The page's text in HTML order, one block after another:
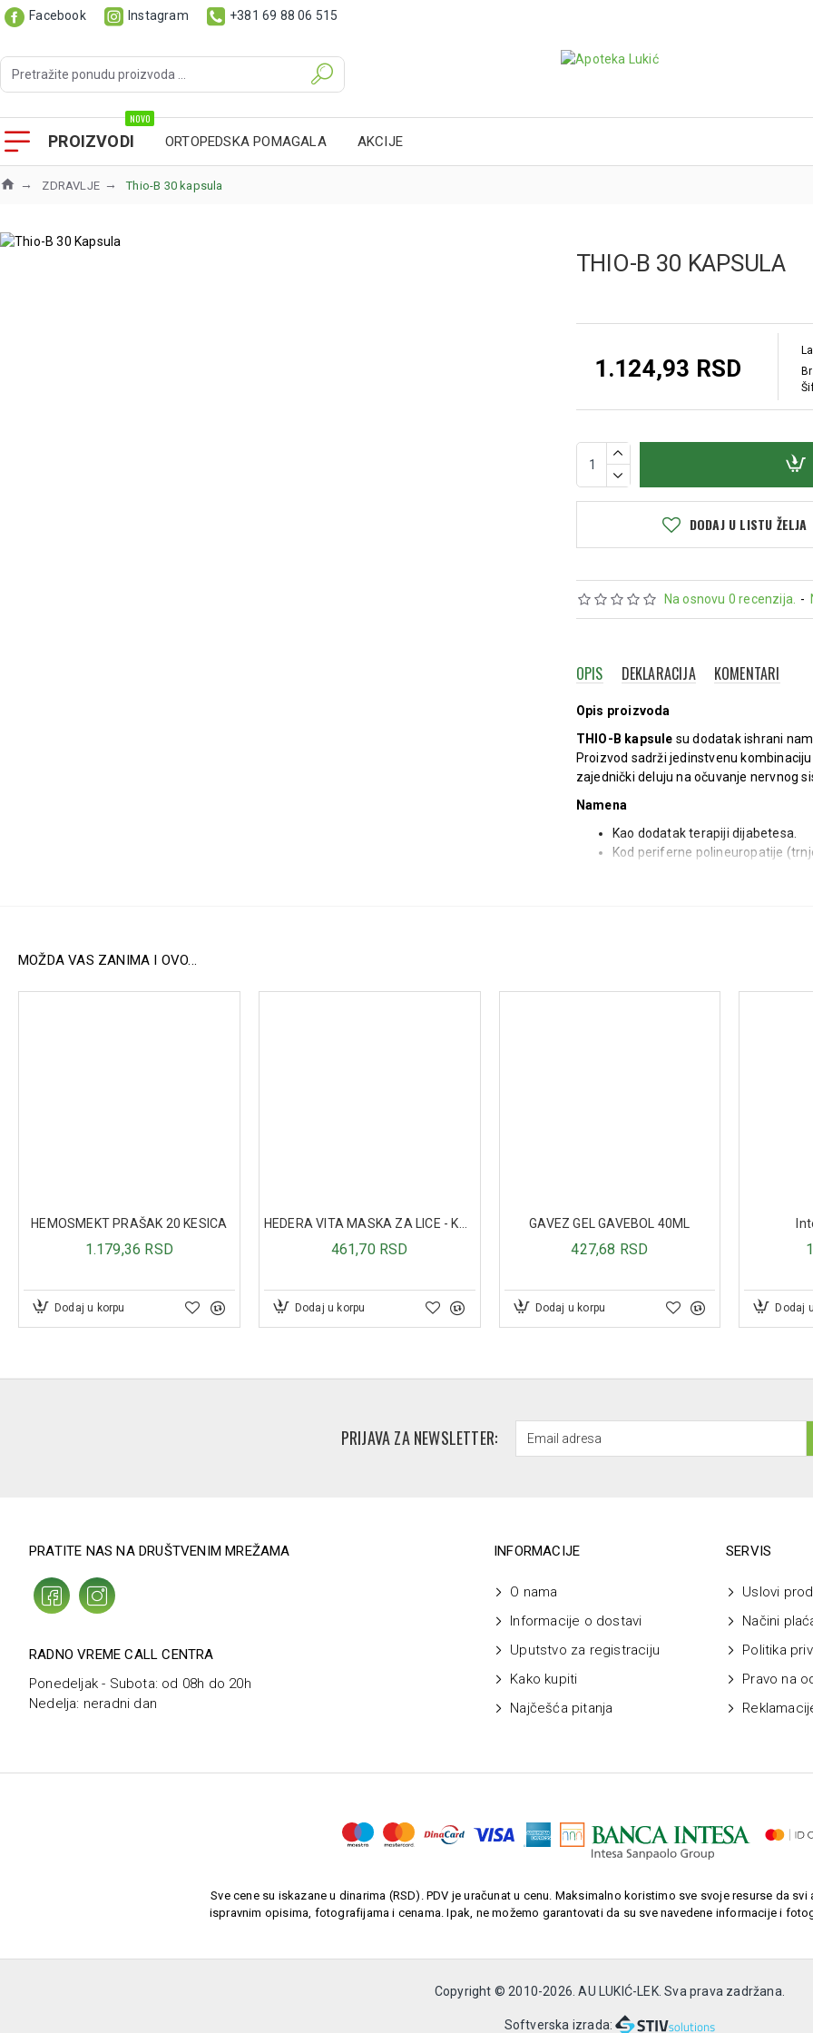
Facebook Instagram +381 69 88 06 515
PROIZVODI
NOVO
ORTOPEDSKA POMAGALA AKCIJE
ZDRAVLJE Thio-B 30 kapsula
THIO-B 30 KAPSULA
Na osnovu 0 recenzija. -
1.124,93 RSD
DODAJ U LISTU ŽELJA
OPIS DEKLARACIJA KOMENTARI
Opis proizvoda
THIO-B kapsule su dodatak ishrani
Proizvod sadrži jedinstvenu kombinaciju
zajednički deluju na očuvanje nervnog
Namena
Kao dodatak terapiji dijabetesa.
Kod periferne polineuropatije
Način upotrebe
MOŽDA VAS ZANIMA I OVO...
HEMOSMEKT PRAŠAK 20 KESICA
1.179,36 RSD
Dodaj u korpu
461,70 RSD
Dodaj u korpu
GAVEZ GEL GAVEBOL 40ML
427,68 RSD
Dodaj u korpu Dodaj
PRIJAVA ZA NEWSLETTER:
PRATITE NAS NA DRUŠTVENIM MREŽAMA
RADNO VREME CALL CENTRA
Ponedeljak - Subota: od 08h do 20h
Nedelja: neradni dan
INFORMACIJE
O nama
Informacije o dostavi
Uputstvo za registraciju
Kako kupiti
Najčešća pitanja
SERVIS
Uslovi
Načini
Politika
Pravo na
Sve cene su iskazane u dinarima (RSD). PDV je uračunat u cenu. Maksimalno koristimo sve svoje resurse da
ispravnim opisima, fotografijama i cenama. Ipak, ne možemo garantovati da su sve navedene informacije i
Copyright © 2010-2026. AU LUKIĆ-LEK. Sva prava zadržana.
Softverska izrada: